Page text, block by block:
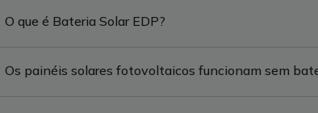
O que é Bateria Solar EDP?
Os painéis solares fotovoltaicos funcionam sem